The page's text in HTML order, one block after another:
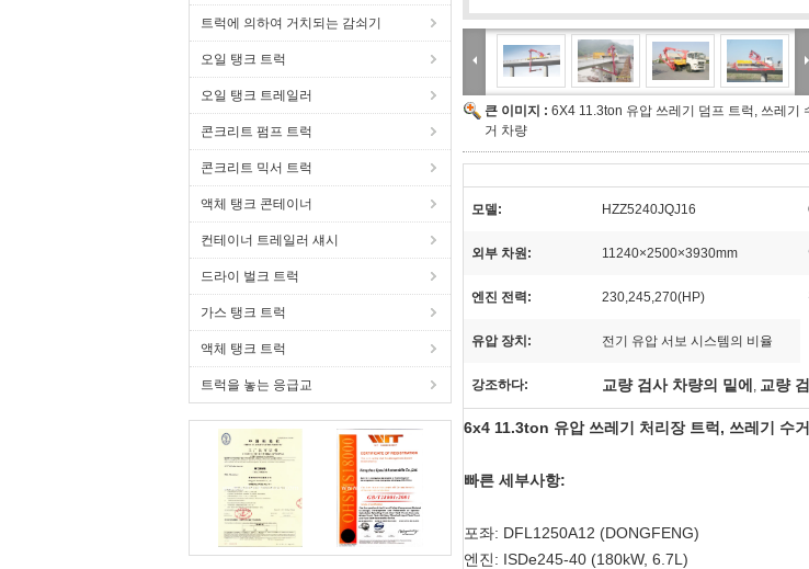
트럭에 의하여 거치되는 감쇠기
오일 탱크 트럭
오일 탱크 트레일러
콘크리트 펌프 트럭
콘크리트 믹서 트럭
액체 탱크 콘테이너
컨테이너 트레일러 섀시
드라이 벌크 트럭
가스 탱크 트럭
액체 탱크 트럭
트럭을 놓는 응급교
큰 이미지 : 6X4 11.3ton 유압 쓰레기 덤프 트럭, 쓰레기
거 차량
모델: HZZ5240JQJ16
외부 차원: 11240×2500×3930mm
엔진 전력: 230,245,270(HP)
유압 장치: 전기 유압 서보 시스템의 비율
강조하다: 교량 검사 차량의 밑에 , 교량
6x4 11.3ton 유압 쓰레기 처리장 트럭, 쓰레기 수
빠른 세부사항:
포좌: DFL1250A12 (DONGFENG)
엔진: ISDe245-40 (180kW, 6.7L)